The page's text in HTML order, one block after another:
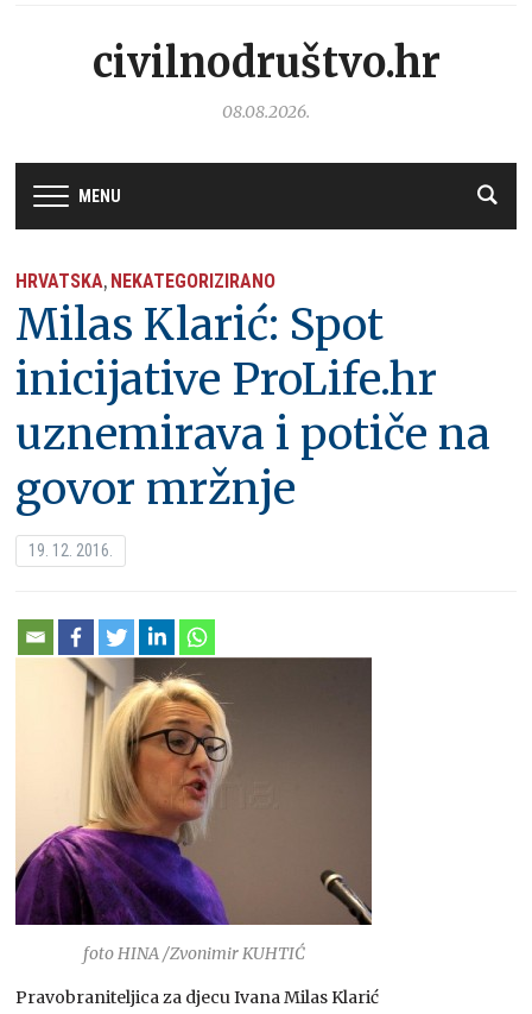
civilnodruštvo.hr
08.08.2026.
MENU
HRVATSKA, NEKATEGORIZIRANO
Milas Klarić: Spot
inicijative ProLife.hr
uznemirava i potiče na
govor mržnje
19. 12. 2016.
foto HINA /Zvonimir KUHTIĆ
Pravobraniteljica za djecu Ivana Milas Klarić